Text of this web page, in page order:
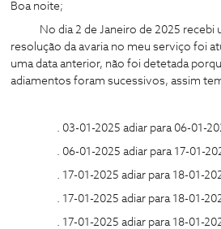
Boa noite;
No dia 2 de Janeiro de 2025 recebi
resolução da avaria no meu serviço foi
uma data anterior, não foi detetada
adiamentos foram sucessivos, assim
. 03-01-2025 adiar para 06-01-
. 06-01-2025 adiar para 17-01-
. 17-01-2025 adiar para 18-01-2025
. 17-01-2025 adiar para 18-01-2025
. 17-01-2025 adiar para 18-01-